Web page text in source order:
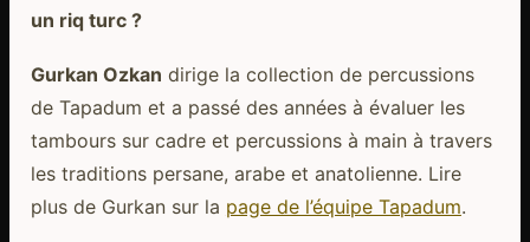
un riq turc ?
Gurkan Ozkan dirige la collection de percussions
de Tapadum et a passé des années à évaluer les
tambours sur cadre et percussions à main à travers
les traditions persane, arabe et anatolienne. Lire
plus de Gurkan sur la page de l’équipe Tapadum.